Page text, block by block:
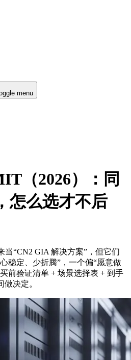
menu
（2026）：同
怎么选才不后
“CN2 GIA 解决方案”，但它们
稳定、少折腾”，一个偏“愿意做
前验证清单 + 场景选择表 + 到手
决定。